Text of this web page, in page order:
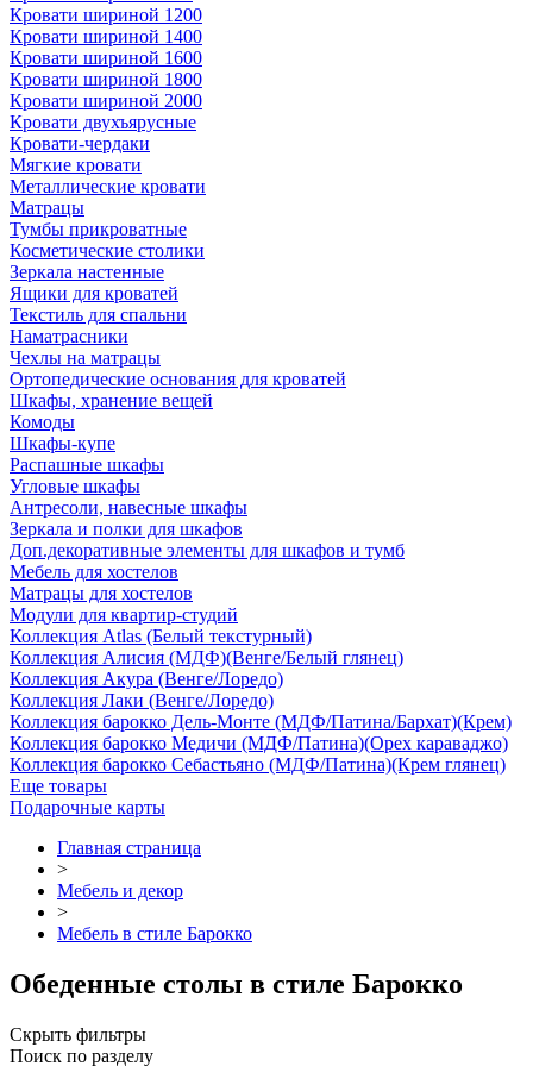
Кровати шириной 1200
Кровати шириной 1400
Кровати шириной 1600
Кровати шириной 1800
Кровати шириной 2000
Кровати двухъярусные
Кровати-чердаки
Мягкие кровати
Металлические кровати
Матрацы
Тумбы прикроватные
Косметические столики
Зеркала настенные
Ящики для кроватей
Текстиль для спальни
Наматрасники
Чехлы на матрацы
Ортопедические основания для кроватей
Шкафы, хранение вещей
Комоды
Шкафы-купе
Распашные шкафы
Угловые шкафы
Антресоли, навесные шкафы
Зеркала и полки для шкафов
Доп.декоративные элементы для шкафов и тумб
Мебель для хостелов
Матрацы для хостелов
Модули для квартир-студий
Коллекция Atlas (Белый текстурный)
Коллекция Алисия (МДФ)(Венге/Белый глянец)
Коллекция Акура (Венге/Лоредо)
Коллекция Лаки (Венге/Лоредо)
Коллекция барокко Дель-Монте (МДФ/Патина/Бархат)(Крем)
Коллекция барокко Медичи (МДФ/Патина)(Орех караваджо)
Коллекция барокко Себастьяно (МДФ/Патина)(Крем глянец)
Еще товары
Подарочные карты
Главная страница
>
Мебель и декор
>
Мебель в стиле Барокко
Обеденные столы в стиле Барокко
Скрыть фильтры
Поиск по разделу